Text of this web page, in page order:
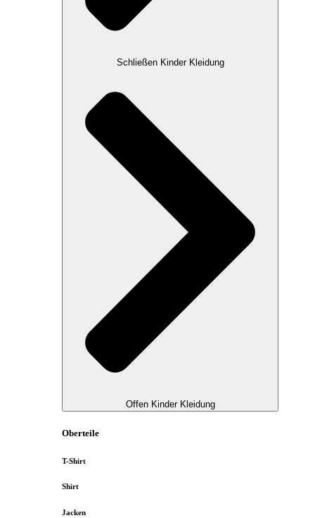
Schließen Kinder Kleidung
Offen Kinder Kleidung
Oberteile
T-Shirt
Shirt
Jacken